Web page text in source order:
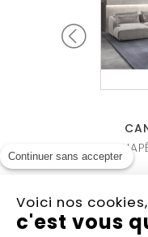
Continuer sans accepter
Voici nos cookies,
c'est vous